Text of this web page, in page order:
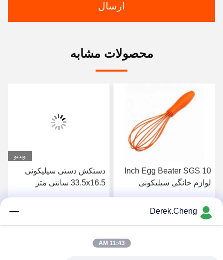
ارسال
محصولات مشابه
10 Inch Egg Beater SGS
لوازم خانگی سیلیکونی
ویدیو
دستکش دستی سیلیکونی
33.5x16.5 سانتی متر
Derek.Cheng
11:43 AM